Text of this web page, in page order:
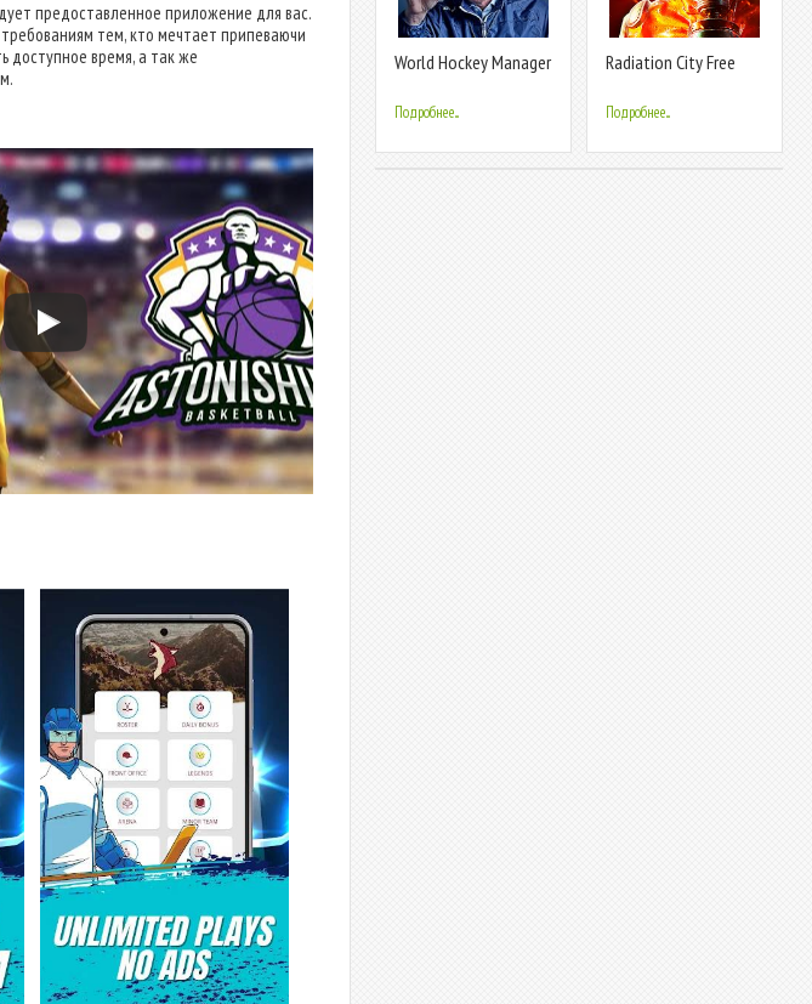
предоставленное приложение для вас.
тем, кто мечтает припеваючи
доступное время, а так же
World Hockey Manager
Подробнее...
Radiation City Free
Подробнее...